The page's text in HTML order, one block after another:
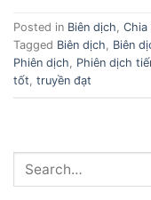
Posted in Biên dịch, Chia
Tagged Biên dịch, Biên
Phiên dịch, Phiên dịch
tốt, truyền đạt